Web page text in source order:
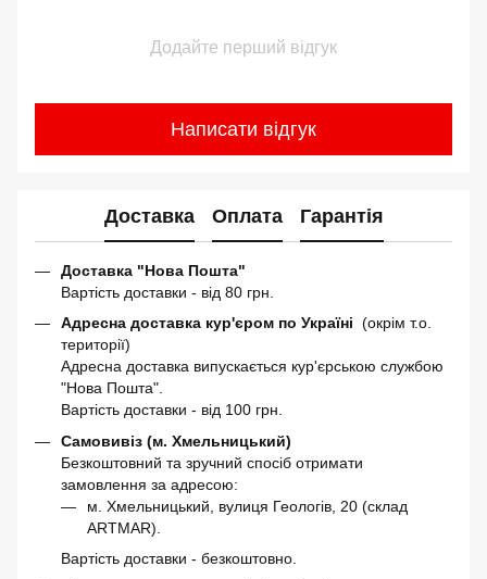
Додайте перший відгук
Написати відгук
Доставка Оплата Гарантія
Доставка "Нова Пошта"
Вартість доставки - від 80 грн.
Адресна доставка кур'єром по Україні (окрім т.о.
території)
Адресна доставка випускається кур'єрською службою
"Нова Пошта".
Вартість доставки - від 100 грн.
Самовивіз (м. Хмельницький)
Безкоштовний та зручний спосіб отримати
замовлення за адресою:
м. Хмельницький, вулиця Геологів, 20 (склад
ARTMAR).
Вартість доставки - безкоштовно.